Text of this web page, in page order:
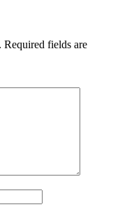
Required fields are